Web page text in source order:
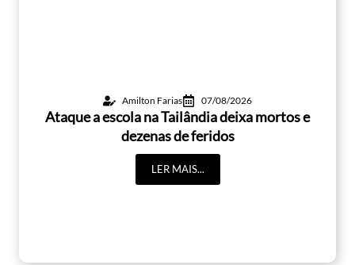
Amilton Farias 07/08/2026
Ataque a escola na Tailândia deixa mortos e
dezenas de feridos
LER MAIS...